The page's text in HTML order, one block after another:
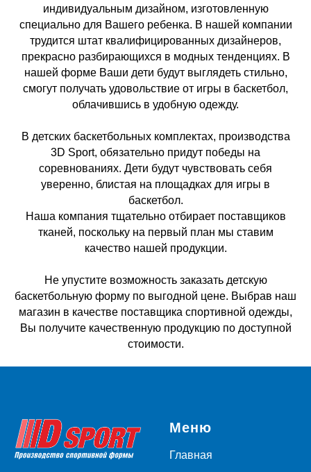
индивидуальным дизайном, изготовленную
специально для Вашего ребенка. В нашей компании
трудится штат квалифицированных дизайнеров,
прекрасно разбирающихся в модных тенденциях. В
нашей форме Ваши дети будут выглядеть стильно,
смогут получать удовольствие от игры в баскетбол,
облачившись в удобную одежду.
В детских баскетбольных комплектах, производства
3D Sport, обязательно придут победы на
соревнованиях. Дети будут чувствовать себя
уверенно, блистая на площадках для игры в
баскетбол.
Наша компания тщательно отбирает поставщиков
тканей, поскольку на первый план мы ставим
качество нашей продукции.
Не упустите возможность заказать детскую
баскетбольную форму по выгодной цене. Выбрав наш
магазин в качестве поставщика спортивной одежды,
Вы получите качественную продукцию по доступной
стоимости.
Меню
Главная